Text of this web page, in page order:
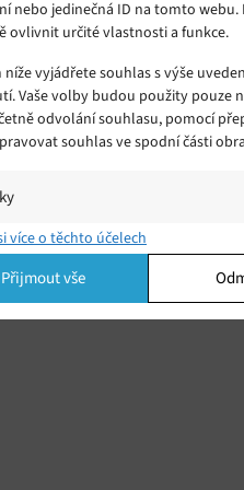
nebo jedinečná ID na tomto
ovlivnit určité vlastnosti a funkce.
vyjádřete souhlas s výše
Vaše volby budou použity pouze
odvolání souhlasu, pomocí
souhlas ve spodní části
a/nebo přístup k informacím v
kombinací údajů z různých
více o těchto účelech
Přijmout vše